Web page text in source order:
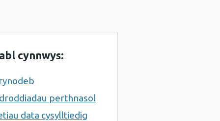
cynnwys:
perthnasol
data cysylltiedig